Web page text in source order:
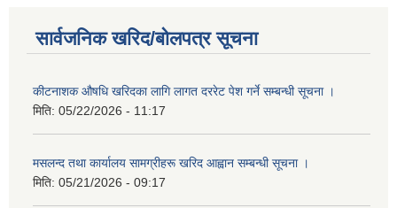
सार्वजनिक खरिद/बोलपत्र सूचना
कीटनाशक औषधि खरिदका लागि लागत दररेट पेश गर्ने सम्बन्धी सूचना ।
मिति: 05/22/2026 - 11:17
मसलन्द तथा कार्यालय सामग्रीहरू खरिद आह्वान सम्बन्धी सूचना ।
मिति: 05/21/2026 - 09:17